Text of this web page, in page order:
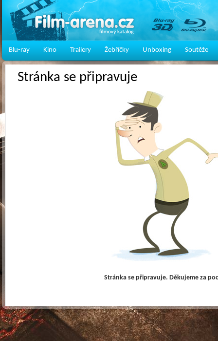
Blu-ray Kino Trailery Žebříčky Unboxing Soutěže
Stránka se připravuje
Stránka se připravuje. Děkujeme za